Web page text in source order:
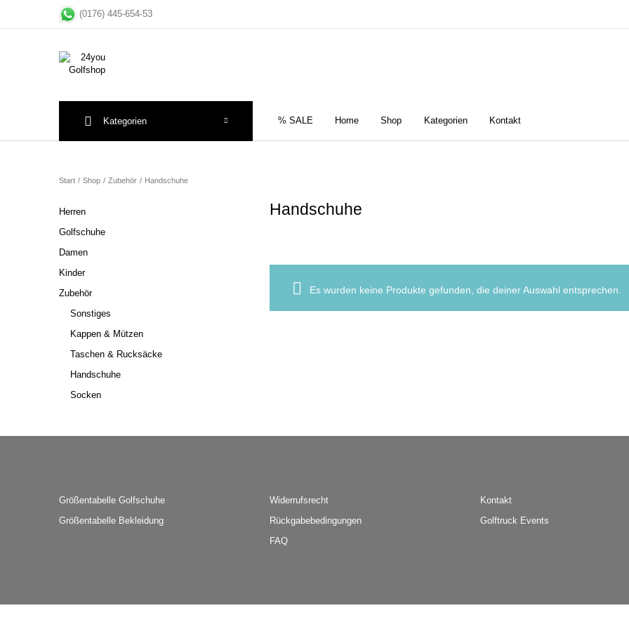
(0176) 445-654-53
% SALE Home Shop Kategorien Kontakt
Kategorien
Start / Shop / Zubehör / Handschuhe
Herren
Golfschuhe
Damen
Kinder
Zubehör
Sonstiges
Kappen & Mützen
Taschen & Rucksäcke
Handschuhe
Socken
Handschuhe
Es wurden keine Produkte gefunden, die deiner Auswahl entsprechen.
Größentabelle Golfschuhe
Größentabelle Bekleidung
Widerrufsrecht
Rückgabebedingungen
FAQ
Kontakt
Golftruck Events